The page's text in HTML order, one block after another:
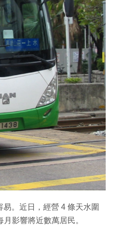
。近日，經營 4 條天水圍
影響將近數萬居民。